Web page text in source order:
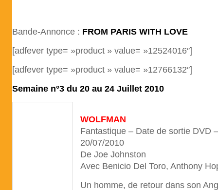
Bande-Annonce : FROM PARIS WITH LOVE
[adfever type= »product » value= »12524016″]
[adfever type= »product » value= »12766132″]
Semaine n°3 du 20 au 24 Juillet 2010
WOLFMAN
Fantastique – Date de sortie DVD
20/07/2010
De Joe Johnston
Avec Benicio Del Toro, Anthony
Un homme, de retour dans son